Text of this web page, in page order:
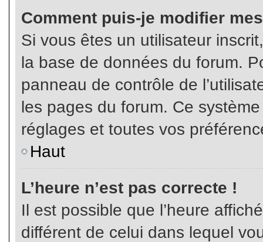
Comment puis-je modifier
Si vous êtes un utilisateur
la base de données du forum.
panneau de contrôle de
les pages du forum. Ce
réglages et toutes vos
Haut
L’heure n’est pas correcte !
Il est possible que l’heure
différent de celui dans lequel